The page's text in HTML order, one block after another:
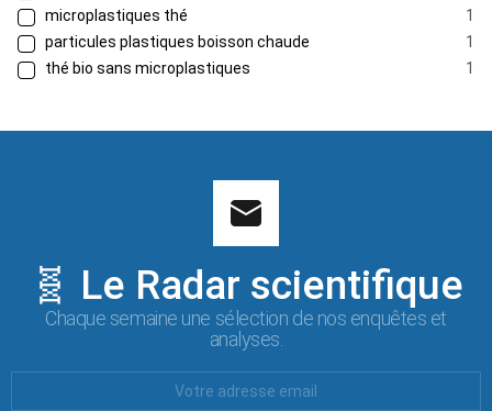
microplastiques thé
1
particules plastiques boisson chaude
1
thé bio sans microplastiques
1
🧬 Le Radar scientifique
Chaque semaine une sélection de nos enquêtes et
analyses.